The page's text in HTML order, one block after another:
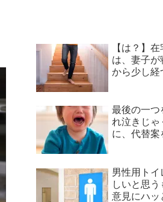
【は？】
は、妻子が
から少し
最後の一つ
れ泣きじゃ
に、代替案
男性用トイ
しいと思
意見にハッ